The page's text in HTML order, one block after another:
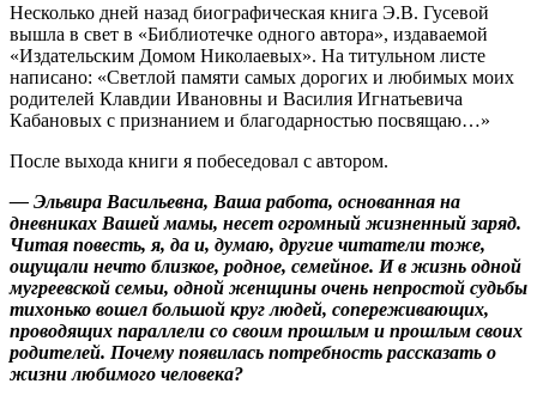
Несколько дней назад биографическая книга Э.В. Гусевой
вышла в свет в «Библиотечке одного автора», издаваемой
«Издательским Домом Николаевых». На титульном листе
написано: «Светлой памяти самых дорогих и любимых моих
родителей Клавдии Ивановны и Василия Игнатьевича
Кабановых с признанием и благодарностью посвящаю…»
После выхода книги я побеседовал с автором.
— Эльвира Васильевна, Ваша работа, основанная на
дневниках Вашей мамы, несет огромный жизненный заряд.
Читая повесть, я, да и, думаю, другие читатели тоже,
ощущали нечто близкое, родное, семейное. И в жизнь одной
мугреевской семьи, одной женщины очень непростой судьбы
тихонько вошел большой круг людей, сопереживающих,
проводящих параллели со своим прошлым и прошлым своих
родителей. Почему появилась потребность рассказать о
жизни любимого человека?